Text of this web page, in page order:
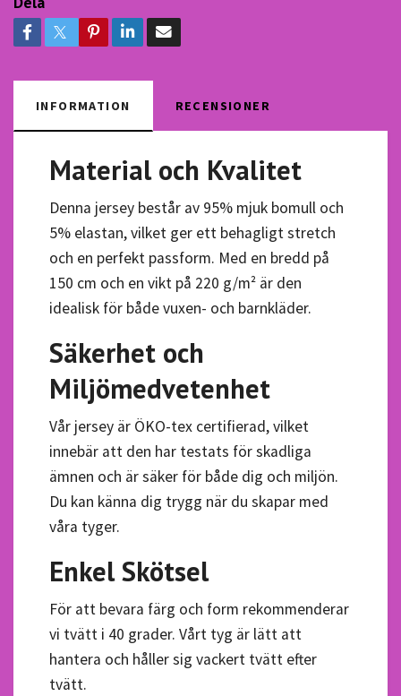
INFORMATION RECENSIONER
Material och Kvalitet
Denna jersey består av 95% mjuk bomull och
5% elastan, vilket ger ett behagligt stretch
och en perfekt passform. Med en bredd på
150 cm och en vikt på 220 g/m² är den
idealisk för både vuxen- och barnkläder.
Säkerhet och
Miljömedvetenhet
Vår jersey är ÖKO-tex certifierad, vilket
innebär att den har testats för skadliga
ämnen och är säker för både dig och miljön.
Du kan känna dig trygg när du skapar med
våra tyger.
Enkel Skötsel
För att bevara färg och form rekommenderar
vi tvätt i 40 grader. Vårt tyg är lätt att
hantera och håller sig vackert tvätt efter
tvätt.